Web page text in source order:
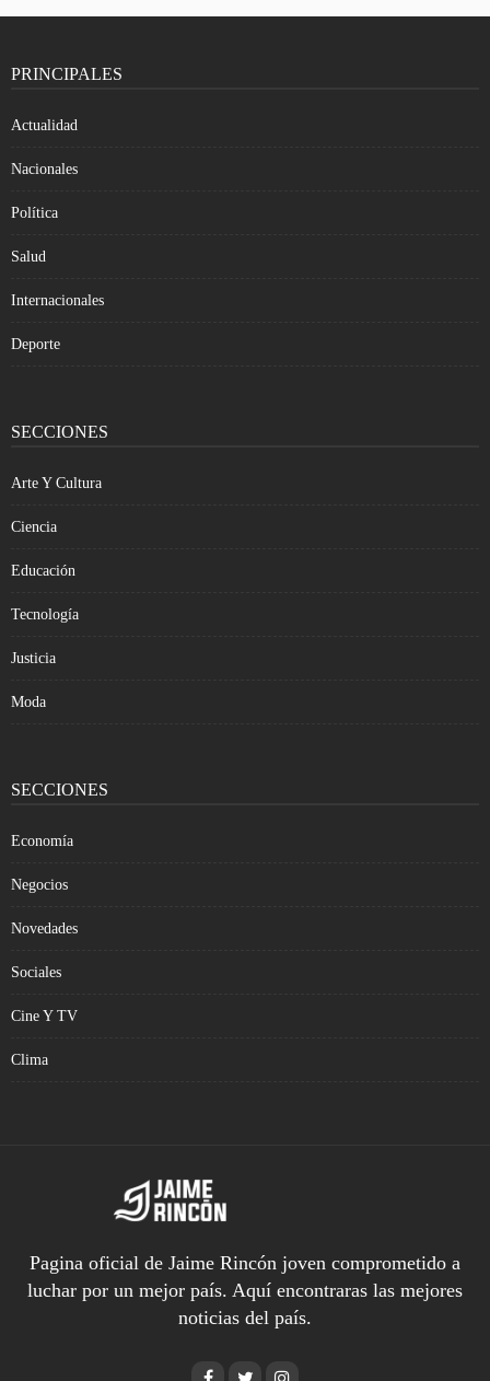
PRINCIPALES
Actualidad
Nacionales
Política
Salud
Internacionales
Deporte
SECCIONES
Arte Y Cultura
Ciencia
Educación
Tecnología
Justicia
Moda
SECCIONES
Economía
Negocios
Novedades
Sociales
Cine Y TV
Clima
Pagina oficial de Jaime Rincón joven comprometido a
luchar por un mejor país. Aquí encontraras las mejores
noticias del país.